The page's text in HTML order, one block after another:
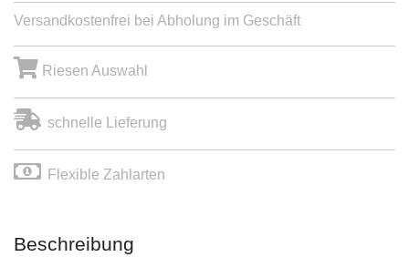
Versandkostenfrei bei Abholung im Geschäft
Riesen Auswahl
schnelle Lieferung
Flexible Zahlarten
Beschreibung